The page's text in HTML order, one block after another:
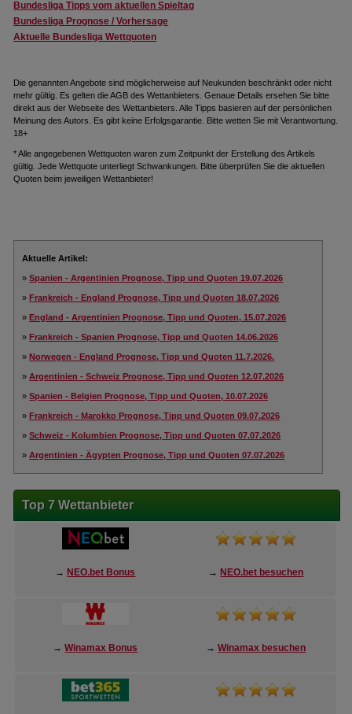
Bundesliga Tipps vom aktuellen Spieltag
Bundesliga Prognose / Vorhersage
Aktuelle Bundesliga Wettquoten
Die genannten Angebote sind möglicherweise auf Neukunden beschränkt oder nicht
mehr gültig. Es gelten die AGB des Wettanbieters. Genaue Details ersehen Sie bitte
direkt aus der Webseite des Wettanbieters. Alle Tipps basieren auf der persönlichen
Meinung des Autors. Es gibt keine Erfolgsgarantie. Bitte wetten Sie mit Verantwortung.
18+
* Alle angegebenen Wettquoten waren zum Zeitpunkt der Erstellung des Artikels
gültig. Jede Wettquote unterliegt Schwankungen. Bitte überprüfen Sie die aktuellen
Quoten beim jeweiligen Wettanbieter!
Aktuelle Artikel:
»Spanien - Argentinien Prognose, Tipp und Quoten 19.07.2026
»Frankreich - England Prognose, Tipp und Quoten 18.07.2026
»England - Argentinien Prognose, Tipp und Quoten, 15.07.2026
»Frankreich - Spanien Prognose, Tipp und Quoten 14.06.2026
»Norwegen - England Prognose, Tipp und Quoten 11.7.2026.
»Argentinien - Schweiz Prognose, Tipp und Quoten 12.07.2026
»Spanien - Belgien Prognose, Tipp und Quoten, 10.07.2026
»Frankreich - Marokko Prognose, Tipp und Quoten 09.07.2026
»Schweiz - Kolumbien Prognose, Tipp und Quoten 07.07.2026
»Argentinien - Ägypten Prognose, Tipp und Quoten 07.07.2026
Top 7 Wettanbieter
→ NEO.bet Bonus → NEO.bet besuchen
→Winamax Bonus →Winamax besuchen